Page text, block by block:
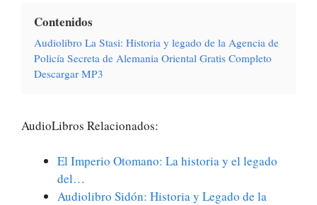
Contenidos
Audiolibro La Stasi: Historia y legado de la Agencia de
Policía Secreta de Alemania Oriental Gratis Completo
Descargar MP3
AudioLibros Relacionados:
El Imperio Otomano: La historia y el legado
del…
Audiolibro Sidón: Historia y Legado de la